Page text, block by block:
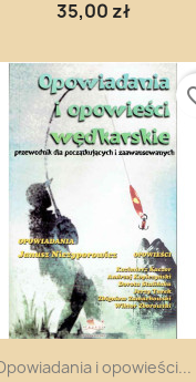
35,00 zł
i opowieści...